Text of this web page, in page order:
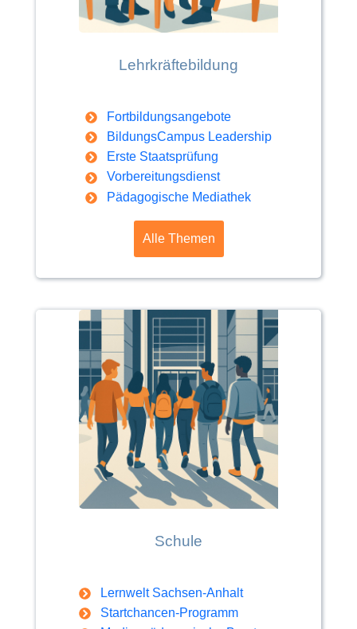
Lehrkräftebildung
Fortbildungsangebote
BildungsCampus Leadership
Erste Staatsprüfung
Vorbereitungsdienst
Pädagogische Mediathek
Alle Themen
Schule
Lernwelt Sachsen-Anhalt
Startchancen-Programm